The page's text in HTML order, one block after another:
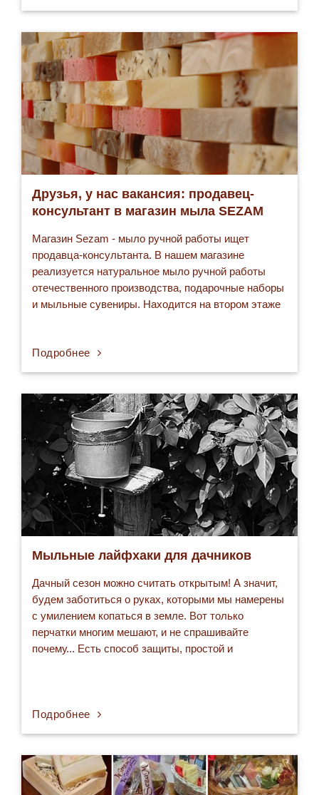
хорошее и полезное жидкое…
Друзья, у нас вакансия: продавец-
консультант в магазин мыла SEZAM
Магазин Sezam - мыло ручной работы ищет
продавца-консультанта. В нашем магазине
реализуется натуральное мыло ручной работы
отечественного производства, подарочные наборы
и мыльные сувениры. Находится на втором этаже
согласованию в напарницами. ❗Оплата стабильная
по договоренности плюс бонусы. Ждем
Подробнее
Мыльные лайфхаки для дачников
Дачный сезон можно считать открытым! А значит,
будем заботиться о руках, которыми мы намерены
с умилением копаться в земле. Вот только
перчатки многим мешают, и не спрашивайте
почему... Есть способ защиты, простой и
Подробнее